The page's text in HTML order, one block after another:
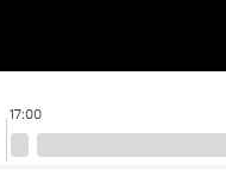
17:00